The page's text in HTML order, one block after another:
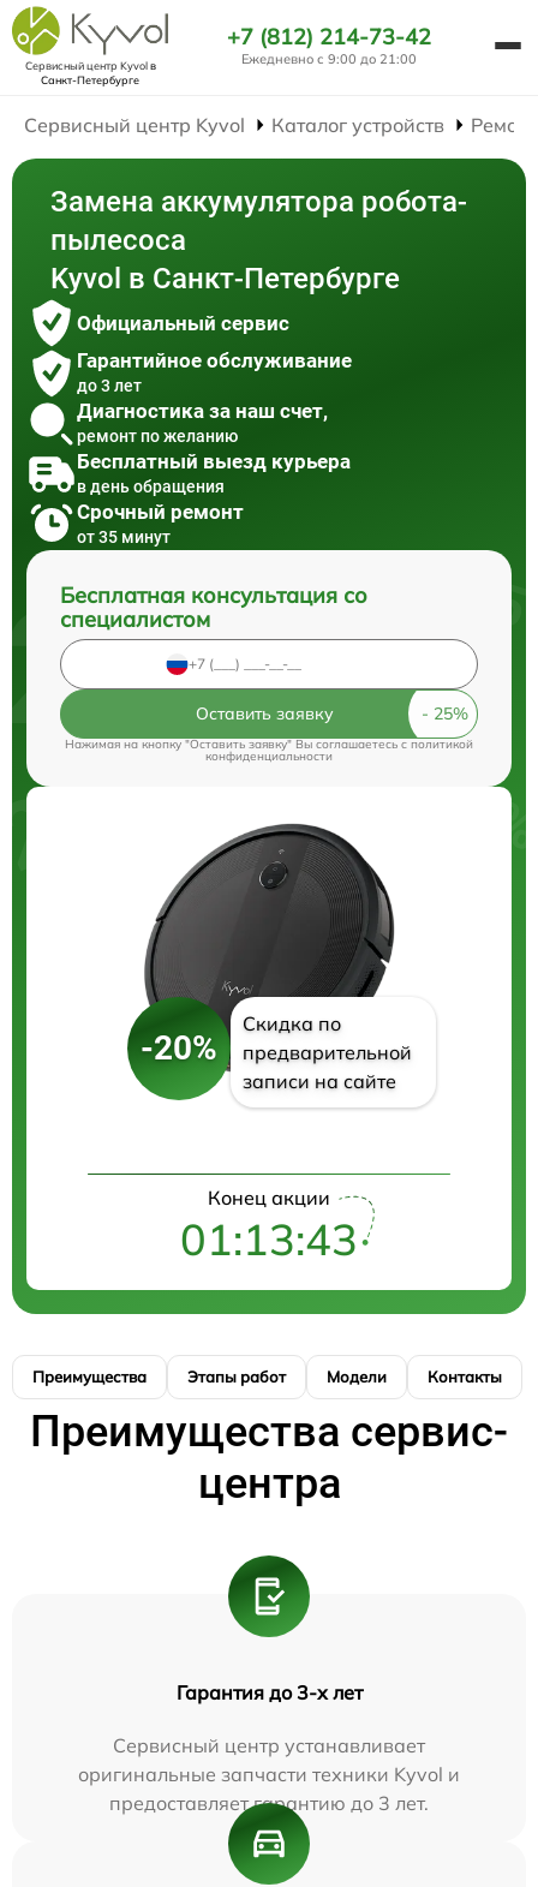
Сервисный центр Kyvolв
Санкт-Петербурге
+7 (812) 214-73-42
Ежедневно с 9:00 до 21:00
Сервисный центр Kyvol Каталог устройств
Замена аккумулятора робота-
пылесоса
Kyvol в Санкт-Петербурге
Официальный сервис
Гарантийное обслуживание
до 3 лет
Диагностика за наш счет,
ремонт по желанию
Бесплатный выезд курьера
в день обращения
Срочный ремонт
от 35 минут
Бесплатная консультация со
специалистом
Оставить заявку
Нажимая на кнопку "Оставить заявку" Вы соглашаетесь cполитикой
конфиденциальности
-20%
Скидка по
предварительной
записи на сайте
Конец акции
01:13:42
Преимущества Этапы работ Модели Контакты
Преимущества сервис-
центра
Гарантия до 3-х лет
Сервисный центр устанавливает
оригинальные запчасти техники Kyvol и
предоставляет гарантию до 3 лет.